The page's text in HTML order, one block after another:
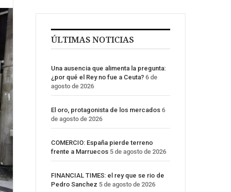
ÚLTIMAS NOTICIAS
Una ausencia que alimenta la pregunta:
¿por qué el Rey no fue a Ceuta? 6 de
agosto de 2026
El oro, protagonista de los mercados 6
de agosto de 2026
COMERCIO: España pierde terreno
frente a Marruecos 5 de agosto de 2026
FINANCIAL TIMES: el rey que se rio de
Pedro Sanchez 5 de agosto de 2026